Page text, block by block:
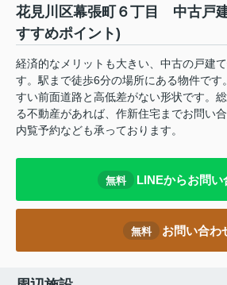
花見川区幕張町６丁目 中古戸
すすめポイント)
経済的なメリットも大きい、中古の戸建
す。駅まで徒歩6分の場所にある物件です
すい前面道路と高低差がない形状です。
る不動産があれば、作新住宅までお問い
内覧予約なども承っております。
無料 LINEからお問い
無料 お問い合わ